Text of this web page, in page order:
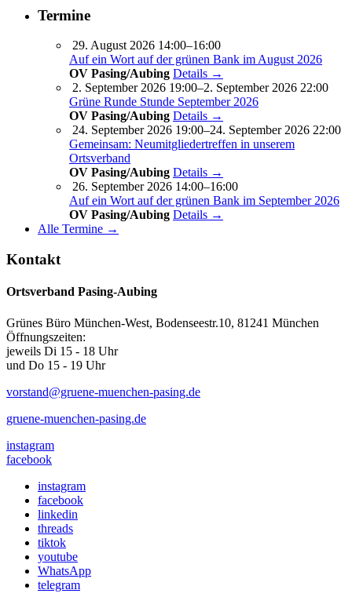
Termine
29. August 2026 14:00–16:00
Auf ein Wort auf der grünen Bank im August 2026
OV Pasing/Aubing Details →
2. September 2026 19:00–2. September 2026 22:00
Grüne Runde Stunde September 2026
OV Pasing/Aubing Details →
24. September 2026 19:00–24. September 2026 22:00
Gemeinsam: Neumitgliedertreffen in unserem
Ortsverband
OV Pasing/Aubing Details →
26. September 2026 14:00–16:00
Auf ein Wort auf der grünen Bank im September 2026
OV Pasing/Aubing Details →
Alle Termine →
Kontakt
Ortsverband Pasing-Aubing
Grünes Büro München-West, Bodenseestr.10, 81241 München
Öffnungszeiten:
jeweils Di 15 - 18 Uhr
und Do 15 - 19 Uhr
vorstand@gruene-muenchen-pasing.de
gruene-muenchen-pasing.de
instagram
facebook
instagram
facebook
linkedin
threads
tiktok
youtube
WhatsApp
telegram